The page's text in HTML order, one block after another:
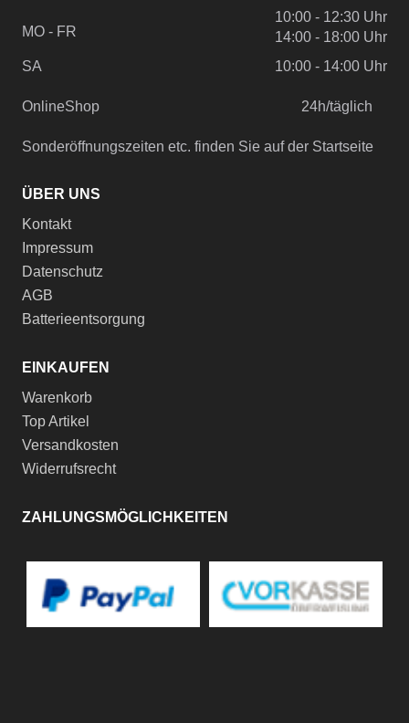
MO - FR
10:00 - 12:30 Uhr
14:00 - 18:00 Uhr
SA
10:00 - 14:00 Uhr
OnlineShop 24h/täglich
Sonderöffnungszeiten etc. finden Sie auf der Startseite
ÜBER UNS
Kontakt
Impressum
Datenschutz
AGB
Batterieentsorgung
EINKAUFEN
Warenkorb
Top Artikel
Versandkosten
Widerrufsrecht
ZAHLUNGSMÖGLICHKEITEN